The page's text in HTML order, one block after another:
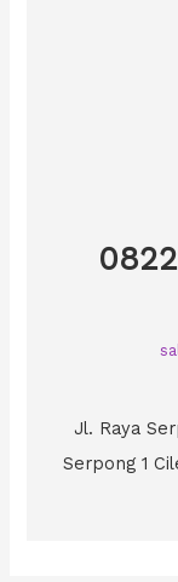
Jl. Raya
Serpong 1